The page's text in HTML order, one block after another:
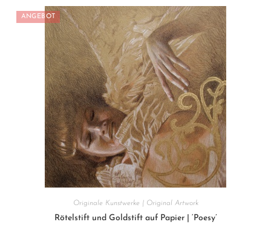
ANGEBOT
Originale Kunstwerke | Original Artwork
Rötelstift und Goldstift auf Papier | ‘Poesy’